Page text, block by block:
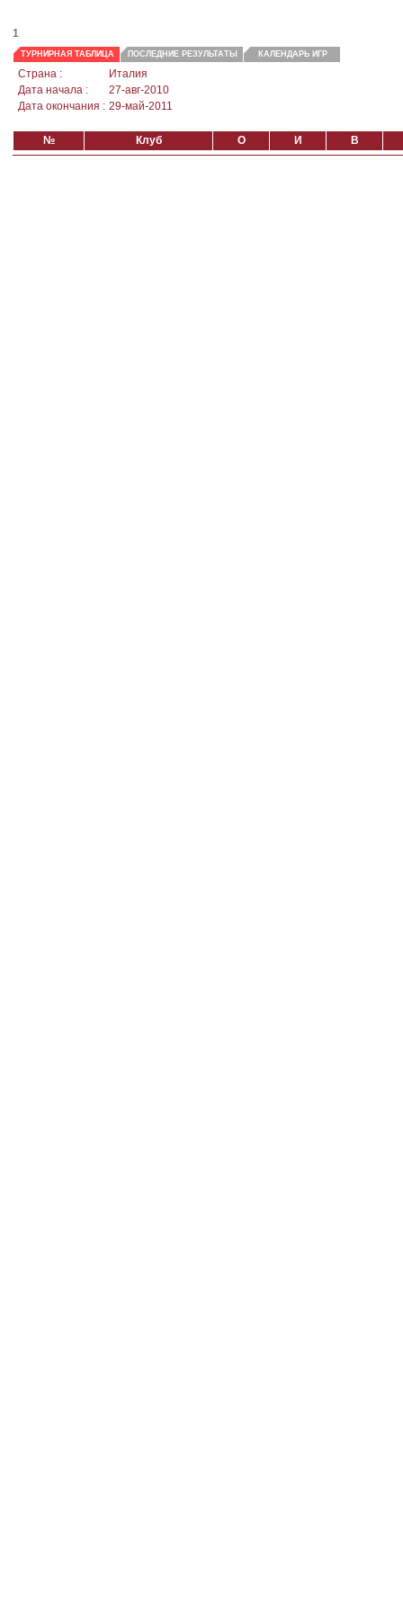
1
ТУРНИРНАЯ ТАБЛИЦА ПОСЛЕДНИЕ РЕЗУЛЬТАТЫ КАЛЕНДАРЬ ИГР
Страна :
Италия
Дата начала :
27-авг-2010
Дата окончания : 29-май-2011
№ Клуб О И В